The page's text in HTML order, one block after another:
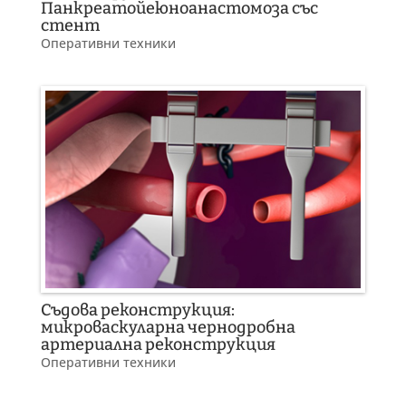
Панкреатойеюноанастомоза със
стент
Оперативни техники
Съдова реконструкция:
микроваскуларна чернодробна
артериална реконструкция
Оперативни техники